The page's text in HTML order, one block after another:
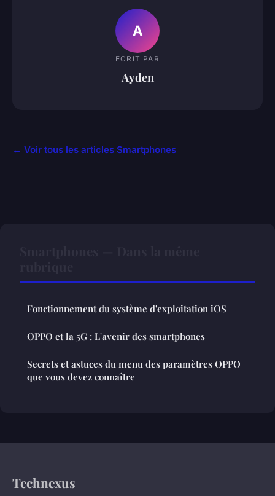
A
ECRIT PAR
Ayden
← Voir tous les articles Smartphones
Fonctionnement du système d'exploitation iOS
OPPO et la 5G : L'avenir des smartphones
Secrets et astuces du menu des paramètres OPPO
que vous devez connaître
Technexus